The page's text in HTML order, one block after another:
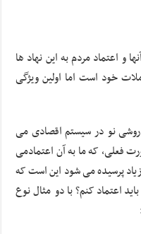
و اعتماد مردم به این نهاد ها
خود است اما اولین ویژگی
نو در سیستم اقصادی می
فعلی، که ما به آن اعتمادمی
زیاد پرسیده می شود این است که
اعتماد کنم؟ با دو مثال نوع